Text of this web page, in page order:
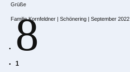
Grüße
Familie Kornfeldner | Schönering | September 2022
8
1